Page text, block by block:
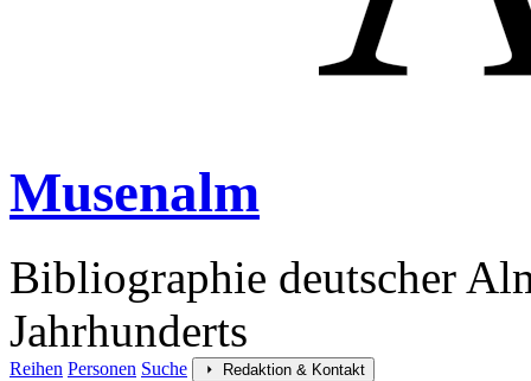
Musenalm
Bibliographie deutscher
Jahrhunderts
Reihen Personen Suche Redaktion & Kontakt